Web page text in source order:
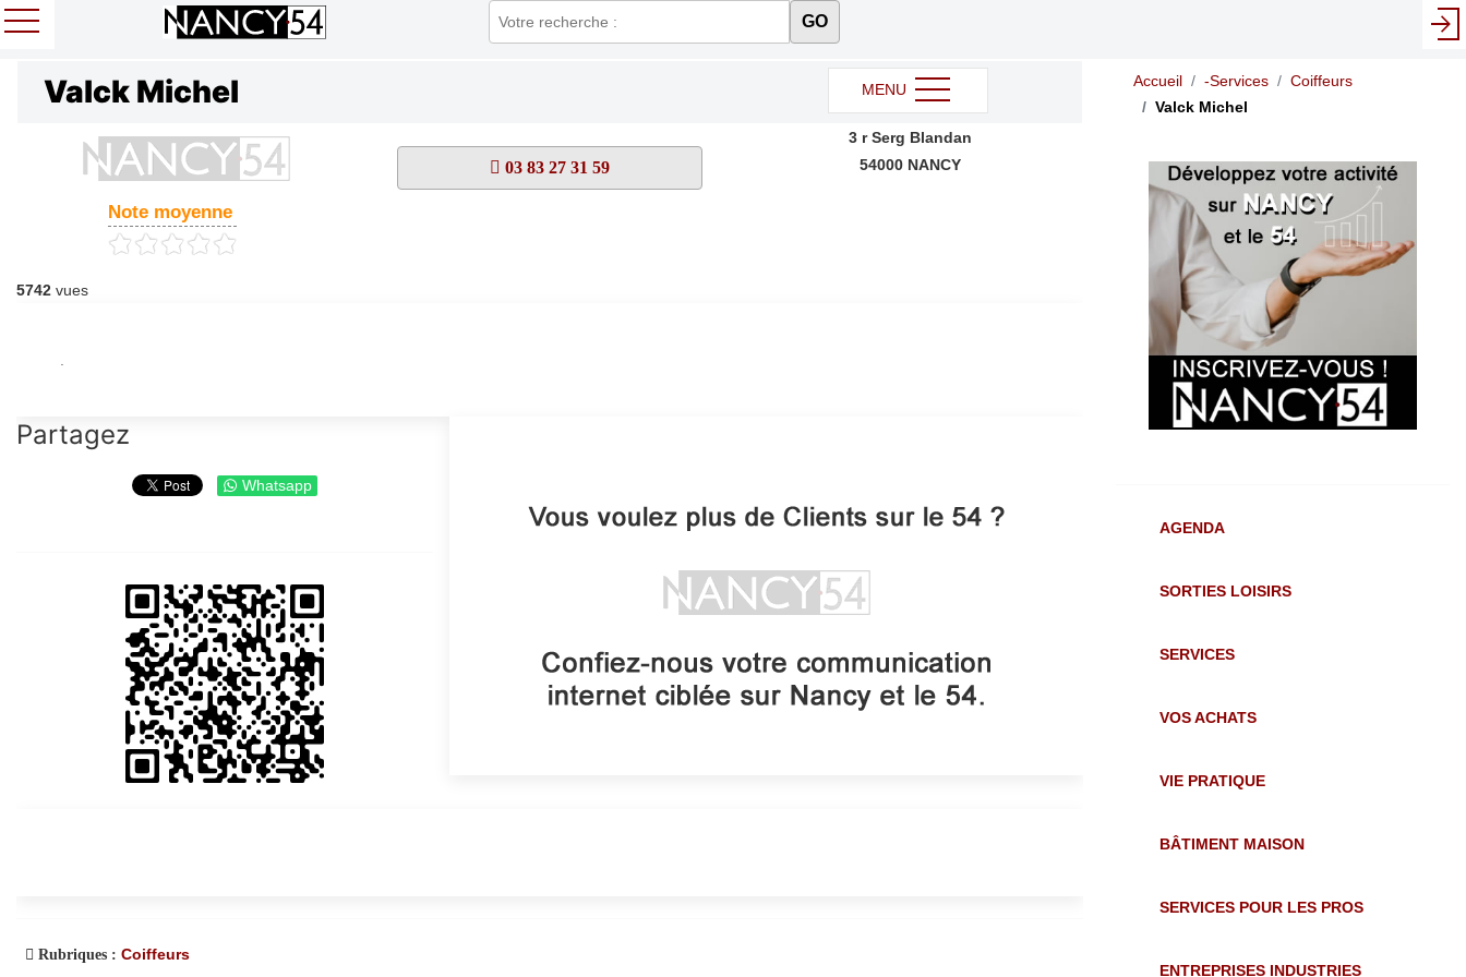
GO ...
Valck Michel MENU
Note moyenne
5742 vues
03 83 27 31 59
3 r Serg Blandan
54000 NANCY
Partagez
Whatsapp
Rubriques : Coiffeurs
Accueil -Services
Coiffeurs
Valck Michel
AGENDA
SORTIES LOISIRS
SERVICES
VOS ACHATS
VIE PRATIQUE
BÂTIMENT MAISON
SERVICES POUR LES PROS
ENTREPRISES INDUSTRIES